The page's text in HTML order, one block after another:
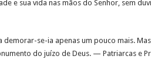
e sua vida nas mãos do Senhor, sem
se-ia apenas um pouco mais.
do juízo de Deus. — Patriarcas e